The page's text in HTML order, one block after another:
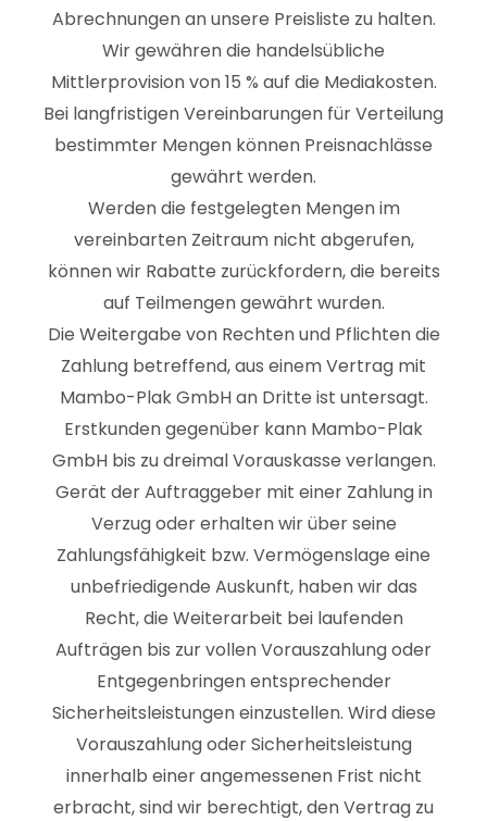
Abrechnungen an unsere Preisliste zu halten.
Wir gewähren die handelsübliche
Mittlerprovision von 15 % auf die Mediakosten.
Bei langfristigen Vereinbarungen für Verteilung
bestimmter Mengen können Preisnachlässe
gewährt werden.
Werden die festgelegten Mengen im
vereinbarten Zeitraum nicht abgerufen,
können wir Rabatte zurückfordern, die bereits
auf Teilmengen gewährt wurden.
Die Weitergabe von Rechten und Pflichten die
Zahlung betreffend, aus einem Vertrag mit
Mambo-Plak GmbH an Dritte ist untersagt.
Erstkunden gegenüber kann Mambo-Plak
GmbH bis zu dreimal Vorauskasse verlangen.
Gerät der Auftraggeber mit einer Zahlung in
Verzug oder erhalten wir über seine
Zahlungsfähigkeit bzw. Vermögenslage eine
unbefriedigende Auskunft, haben wir das
Recht, die Weiterarbeit bei laufenden
Aufträgen bis zur vollen Vorauszahlung oder
Entgegenbringen entsprechender
Sicherheitsleistungen einzustellen. Wird diese
Vorauszahlung oder Sicherheitsleistung
innerhalb einer angemessenen Frist nicht
erbracht, sind wir berechtigt, den Vertrag zu